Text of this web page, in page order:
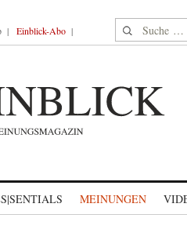
Einblick-Abo Suche nach:
MEINUNGEN